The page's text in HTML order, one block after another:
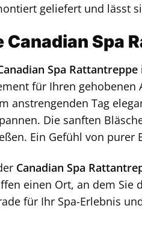
geliefert und lässt
Canadian Spa
Spa Rattantreppe
für Ihren gehobenen
anstrengenden Tag
Die sanften
Ein Gefühl von
Canadian Spa
einen Ort, an dem Sie
für Ihr Spa-Erlebnis